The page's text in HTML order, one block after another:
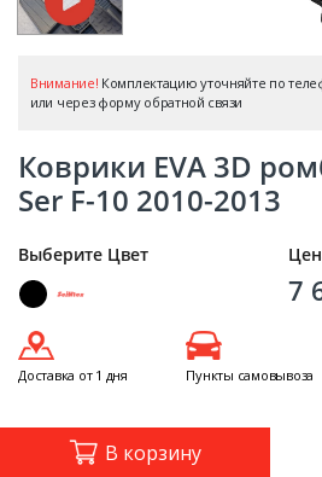
Внимание! Комплектацию уточняйте по
или через форму обратной связи
Коврики EVA 3D
Ser F-10 2010-2013
Выберите Цвет
7
В корзину
Доставка от 1 дня Пункты самовывоза